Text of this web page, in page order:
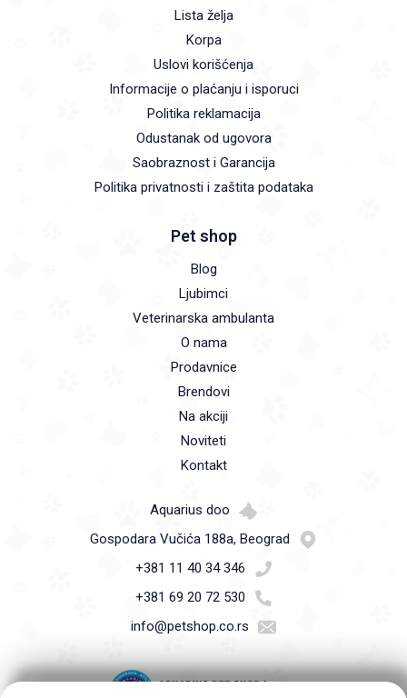
Lista želja
Korpa
Uslovi korišćenja
Informacije o plaćanju i isporuci
Politika reklamacija
Odustanak od ugovora
Saobraznost i Garancija
Politika privatnosti i zaštita podataka
Pet shop
Blog
Ljubimci
Veterinarska ambulanta
O nama
Prodavnice
Brendovi
Na akciji
Noviteti
Kontakt
Aquarius doo
Gospodara Vučića 188a, Beograd
+381 11 40 34 346
+381 69 20 72 530
info@petshop.co.rs